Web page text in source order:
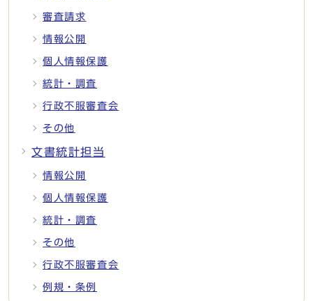
審査請求
情報公開
個人情報保護
統計・調査
行政不服審査会
その他
文書統計担当
情報公開
個人情報保護
統計・調査
その他
行政不服審査会
例規・条例